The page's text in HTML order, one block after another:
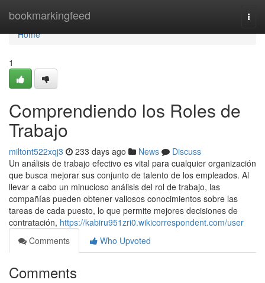
bookmarkingfeed
Home
Home
1
Comprendiendo los Roles de
Trabajo
miltont522xqj3 233 days ago News
Discuss
Un análisis de trabajo efectivo es vital para cualquier organización
que busca mejorar sus conjunto de talento de los empleados. Al
llevar a cabo un minucioso análisis del rol de trabajo, las
compañías pueden obtener valiosos conocimientos sobre las
tareas de cada puesto, lo que permite mejores decisiones de
contratación, https://kabiru951zri0.wikicorrespondent.com/user
Comments
Who Upvoted
Comments